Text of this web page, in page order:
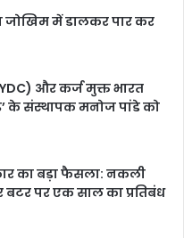
जोखिम में डालकर पार कर
और कर्ज मुक्त भारत
के संस्थापक मनोज पांडे को
का बड़ा फैसला: नकली
बटर पर एक साल का प्रतिबंध